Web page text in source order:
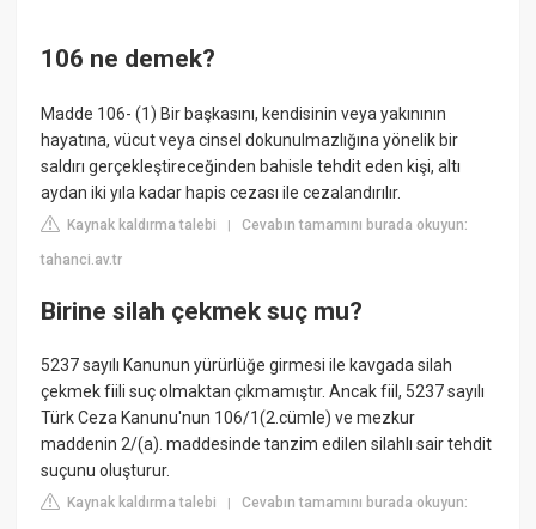
106 ne demek?
Madde 106- (1) Bir başkasını, kendisinin veya yakınının
hayatına, vücut veya cinsel dokunulmazlığına yönelik bir
saldırı gerçekleştireceğinden bahisle tehdit eden kişi, altı
aydan iki yıla kadar hapis cezası ile cezalandırılır.
Kaynak kaldırma talebi |Cevabın tamamını burada okuyun:
tahanci.av.tr
Birine silah çekmek suç mu?
5237 sayılı Kanunun yürürlüğe girmesi ile kavgada silah
çekmek fiili suç olmaktan çıkmamıştır. Ancak fiil, 5237 sayılı
Türk Ceza Kanunu'nun 106/1(2.cümle) ve mezkur
maddenin 2/(a). maddesinde tanzim edilen silahlı sair tehdit
suçunu oluşturur.
Kaynak kaldırma talebi |Cevabın tamamını burada okuyun: